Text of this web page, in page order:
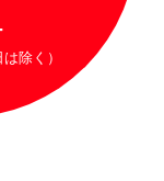
除く）